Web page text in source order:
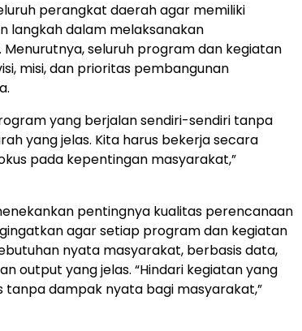
perangkat daerah agar memiliki
langkah dalam melaksanakan
seluruh program dan kegiatan
misi, dan prioritas pembangunan
yang berjalan sendiri-sendiri tanpa
yang jelas. Kita harus bekerja secara
pada kepentingan masyarakat,”
pentingnya kualitas perencanaan
agar setiap program dan kegiatan
nyata masyarakat, berbasis data,
output yang jelas. “Hindari kegiatan yang
dampak nyata bagi masyarakat,”